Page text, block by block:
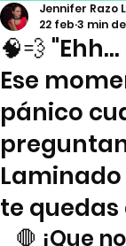
🧠💨
Ese
pánico
te
Jennifer Razo
22 feb 3 min
🛑 ¡Que